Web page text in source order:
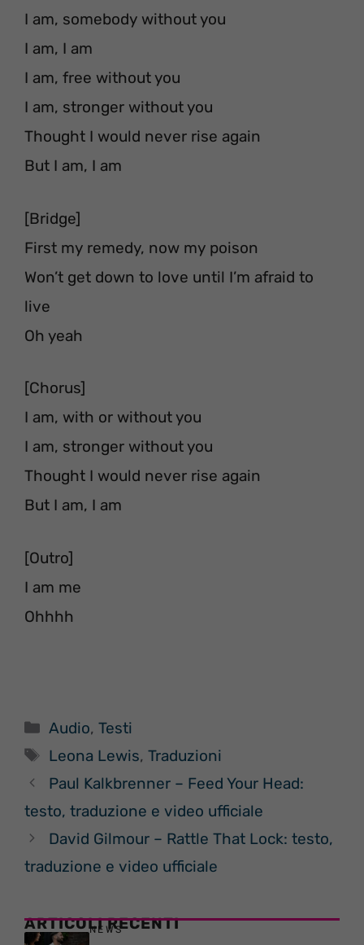
I am, somebody without you
I am, I am
I am, free without you
I am, stronger without you
Thought I would never rise again
But I am, I am
[Bridge]
First my remedy, now my poison
Won’t get down to love until I’m afraid to
live
Oh yeah
[Chorus]
I am, with or without you
I am, stronger without you
Thought I would never rise again
But I am, I am
[Outro]
I am me
Ohhhh
Categorie
Audio,Testi
Tag
Leona Lewis,Traduzioni
Paul Kalkbrenner – Feed Your Head:
testo, traduzione e video ufficiale
David Gilmour – Rattle That Lock: testo,
traduzione e video ufficiale
ARTICOLI RECENTI
NEWS